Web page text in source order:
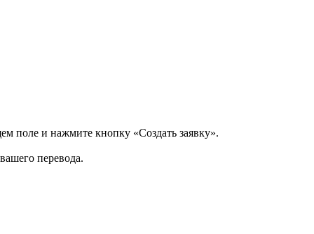
поле и нажмите кнопку «Создать заявку».
перевода.